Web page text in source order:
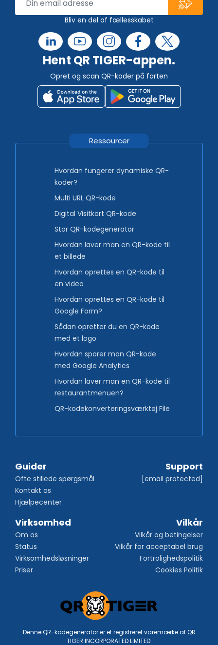
Bliv en del af fællesskabet
Hent QR TIGER-appen.
Opret og scan QR-koder på farten
Ressourcer
Hvordan fungerer dynamiske QR-
koder?
Multi URL QR-kode
Digital Visitkort QR-kode
Stor QR-kodegenerator
Hvordan laver man en QR-kode til
et billede
Hvordan oprettes en QR-kode til
en video
Hvordan oprettes en QR-kode til
Google Form?
Sådan opretter du en QR-kode
med et logo
Hvordan sporer man QR-kode
med Google Analytics
Hvordan laver man en QR-kode til
restaurantmenuen?
QR-kodekonverteringsværktøj File
Guider
Ofte stillede spørgsmål
Kontakt os
Hjælpecenter
Support
[email protected]
Virksomhed
Om os
Status
Virksomhedsløsninger
Priser
Vilkår
Vilkår og betingelser
Vilkår for acceptabel brug
Fortrolighedspolitik
Cookies Politik
Denne QR-kodegenerator er et registreret varemærke af QR
TIGER INCORPORATED LIMITED.